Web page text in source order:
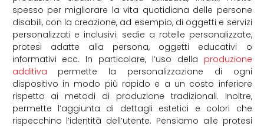
spesso per migliorare la vita quotidiana delle persone
disabili, con la creazione, ad esempio, di oggetti e servizi
personalizzati e inclusivi: sedie a rotelle personalizzate,
protesi adatte alla persona, oggetti educativi o
informativi ecc. In particolare, l’uso della produzione
additiva permette la personalizzazione di ogni
dispositivo in modo più rapido e a un costo inferiore
rispetto ai metodi di produzione tradizionali. Inoltre,
permette l’aggiunta di dettagli estetici e colori che
rispecchino l’identità dell’utente. Pensiamo alle protesi